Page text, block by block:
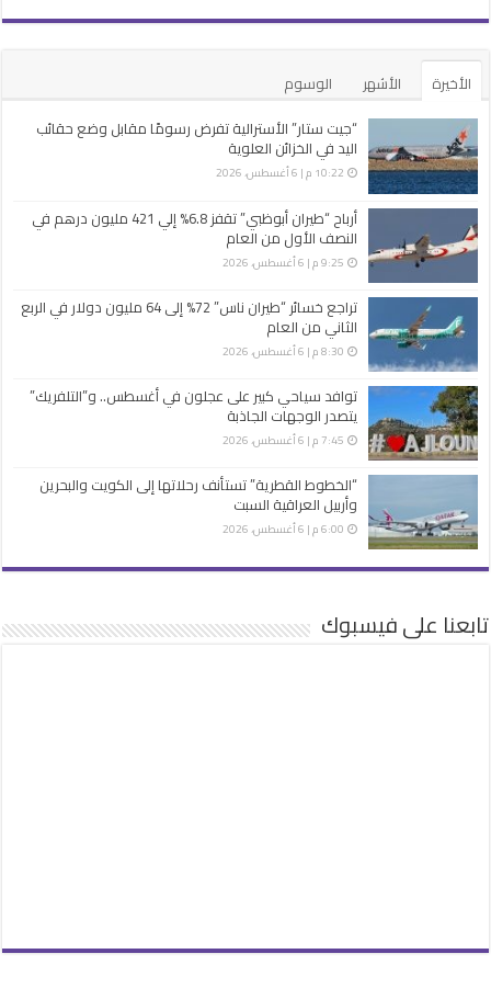
الأخيرة الأشهر
الوسوم
“جيت ستار” الأسترالية تفرض رسومًا مقابل وضع حقائب
اليد في الخزائن العلوية
10:22 م | 6 أغسطس، 2026
أرباح “طيران أبوظبي” تقفز 6.8% إلي 421 مليون درهم في
النصف الأول من العام
9:25 م | 6 أغسطس، 2026
تراجع خسائر “طيران ناس” 72% إلى 64 مليون دولار في الربع
الثاني من العام
8:30 م | 6 أغسطس، 2026
توافد سياحي كبير على عجلون في أغسطس.. و”التلفريك”
يتصدر الوجهات الجاذبة
7:45 م | 6 أغسطس، 2026
“الخطوط القطرية” تستأنف رحلاتها إلى الكويت والبحرين
وأربيل العراقية السبت
6:00 م | 6 أغسطس، 2026
تابعنا على فيسبوك